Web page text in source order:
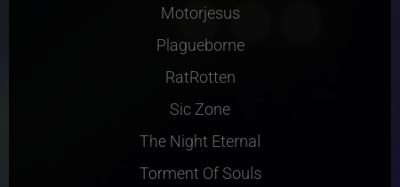
Motorjesus
Plagueborne
RatRotten
Sic Zone
The Night Eternal
Torment Of Souls